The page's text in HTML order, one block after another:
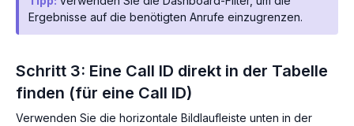
Ergebnisse auf die benötigten Anrufe einzugrenzen.
Schritt 3: Eine Call ID direkt in der Tabelle
finden (für eine Call ID)
Verwenden Sie die horizontale Bildlaufleiste unten in der